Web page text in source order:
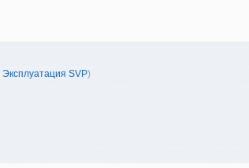
Эксплуатация SVP)